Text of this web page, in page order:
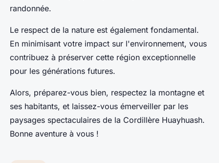
randonnée.
Le respect de la nature est également fondamental.
En minimisant votre impact sur l'environnement, vous
contribuez à préserver cette région exceptionnelle
pour les générations futures.
Alors, préparez-vous bien, respectez la montagne et
ses habitants, et laissez-vous émerveiller par les
paysages spectaculaires de la Cordillère Huayhuash.
Bonne aventure à vous !